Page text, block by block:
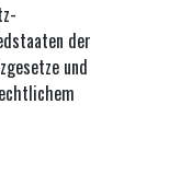
der
und